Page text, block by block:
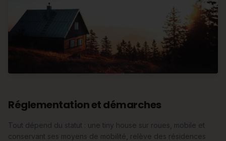
Réglementation et démarches
Tout dépend du statut : une tiny house sur roues, mobile et
conservant ses moyens de mobilité, relève des résidences